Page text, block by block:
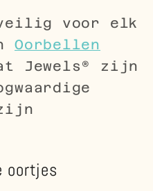
voor elk
Oorbellen
Jewels® zijn
oortjes